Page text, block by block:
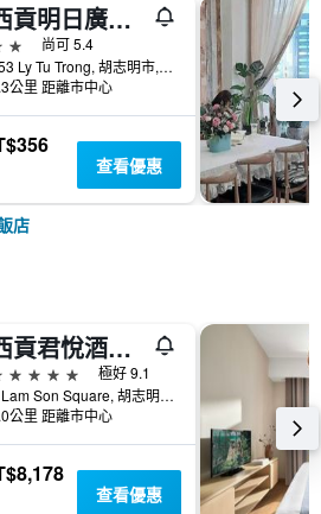
西貢明日廣場酒店 - 胡志明市
級
尚可 5.4
153 Ly Tu Trong, 胡志明市, 越南
公里 距離市中心
查看優惠
店
西貢君悅酒店 - 胡志明市
級
極好 9.1
2 Lam Son Square, 胡志明市, 越南
公里 距離市中心
查看優惠